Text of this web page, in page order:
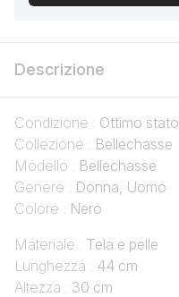
Descrizione
Condizione : Ottimo stato
Collezione : Bellechasse
Modello : Bellechasse
Genere : Donna, Uomo
Colore : Nero
Materiale : Tela e pelle
Lunghezza : 44 cm
Altezza : 30 cm